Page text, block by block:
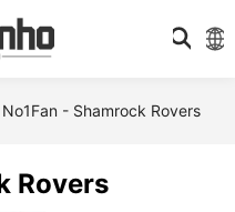
No1Fan - Shamrock Rovers
Rovers